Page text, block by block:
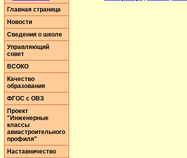
Главная страница
Новости
Сведения о школе
Управляющий
совет
ВСОКО
Качество
образования
ФГОС с ОВЗ
Проект
"Инженерные
классы
авиастроительного
профиля"
Наставничество